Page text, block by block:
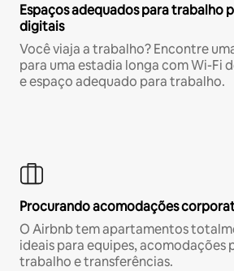
Espaços adequados para trabalho
digitais
Você viaja a trabalho? Encontre
para uma estadia longa com Wi-Fi
e espaço adequado para trabalho.
Procurando acomodações
O Airbnb tem apartamentos
ideais para equipes, acomodações
trabalho e transferências.